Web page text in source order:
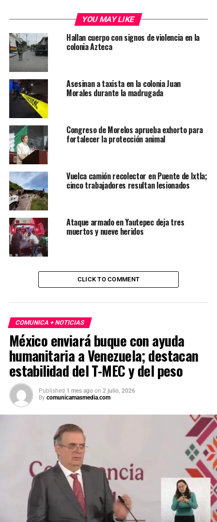
YOU MAY LIKE
Hallan cuerpo con signos de violencia en la
colonia Azteca
Asesinan a taxista en la colonia Juan
Morales durante la madrugada
Congreso de Morelos aprueba exhorto para
fortalecer la protección animal
Vuelca camión recolector en Puente de Ixtla;
cinco trabajadores resultan lesionados
Ataque armado en Yautepec deja tres
muertos y nueve heridos
CLICK TO COMMENT
COMUNICA + NOTICIAS
México enviará buque con ayuda
humanitaria a Venezuela; destacan
estabilidad del T-MEC y del peso
Published 1 mes ago on 2 julio, 2026
By comunicamasmedia.com